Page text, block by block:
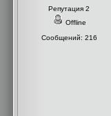
Репутация 2
Offline
Сообщений: 216